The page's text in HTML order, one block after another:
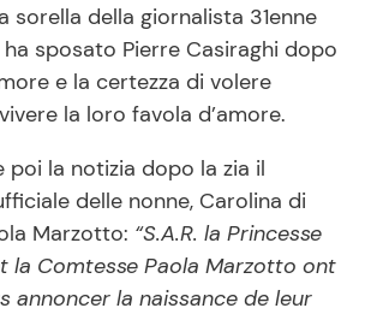
Ricette per Bambini
sorella della giornalista 31enne
sposato Pierre Casiraghi dopo
e la certezza di volere
la loro favola d’amore.
poi la notizia dopo la zia il
delle nonne, Carolina di
Marzotto: “S.A.R. la Princesse
la Comtesse Paola Marzotto ont
annoncer la naissance de leur